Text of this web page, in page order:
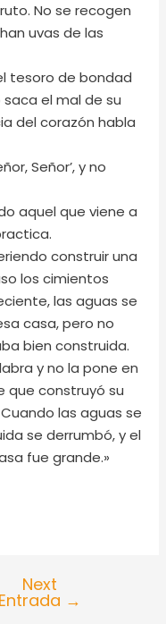
No se recogen
uvas de las
tesoro de bondad
el mal de su
del corazón habla
Señor’, y no
aquel que viene a
construir una
los cimientos
las aguas se
casa, pero no
bien construida.
y no la pone en
que construyó su
las aguas se
se derrumbó, y el
fue grande.»
Next
Entrada →